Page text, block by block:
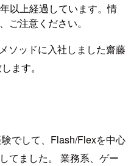
以上経過しています。情
ご注意ください。
ソッドに入社しました齋藤
ます。
でして、Flash/Flexを中心
てました。 業務系、ゲー